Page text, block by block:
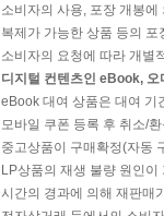
소비자의 사용, 포장 개봉
복제가 가능한 상품 등의
소비자의 요청에 따라 개별
디지털 컨텐츠인 eBook,
eBook 대여 상품은 대여 기
모바일 쿠폰 등록 후 취소/
중고상품이 구매확정(자동
LP상품의 재생 불량 원인
시간의 경과에 의해 재판매